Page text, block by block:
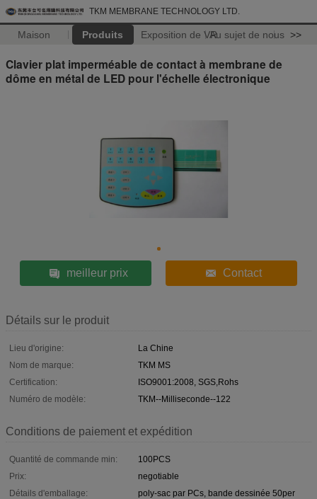
TKM MEMBRANE TECHNOLOGY LTD.
Maison Produits Exposition de VRAu sujet de nous >>
Clavier plat imperméable de contact à membrane de
dôme en métal de LED pour l'échelle électronique
meilleur prix Contact
Détails sur le produit
Lieu d'origine:
La Chine
Nom de marque:
TKM MS
Certification:
ISO9001:2008, SGS,Rohs
Numéro de modèle:
TKM--Milliseconde--122
Conditions de paiement et expédition
Quantité de commande min:
100PCS
Prix:
negotiable
Détails d'emballage:
poly-sac par PCs, bande dessinée 50per